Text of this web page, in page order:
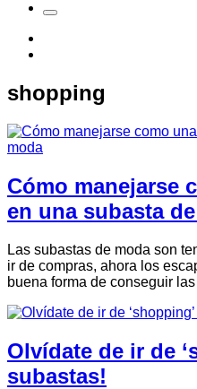
shopping
Cómo manejarse
en una subasta
Las subastas de moda son
ir de compras, ahora los
buena forma de conseguir
Olvídate de ir de
subastas!